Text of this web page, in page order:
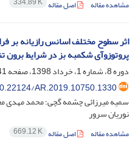
مشاهده مقاله اصل مقاله
اثر سطوح مختلف اسانس رازیانه بر
پروتوزوآی شکمبه بز در شرایط برون
دوره 8، شماره 1، خرداد 1398، صفحه
AR.2019.10750.1330
سمیه میرزائی چشمه گچی؛ محمد مهدی
نوریان سرور
مشاهده مقاله اصل مقاله 669.12 K